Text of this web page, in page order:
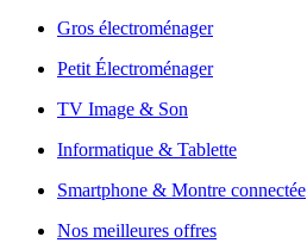
Gros électroménager
Petit Électroménager
TV Image & Son
Informatique & Tablette
Smartphone & Montre connectée
Nos meilleures offres